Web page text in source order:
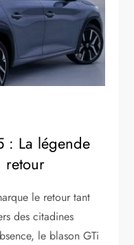
: La légende
retour
le retour tant
des citadines
le blason GTi